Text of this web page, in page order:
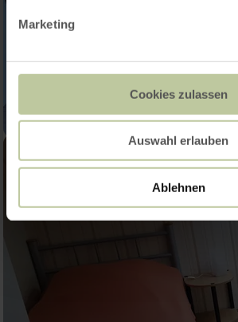
Marketing
Cookies zulassen
Auswahl erlauben
Ablehnen